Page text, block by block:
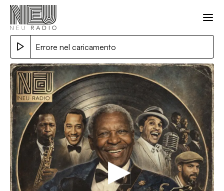
Errore nel caricamento